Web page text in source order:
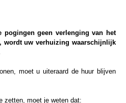
pogingen geen verlenging van het
wordt uw verhuizing waarschijnlijk
moet u uiteraard de huur blijven
zetten, moet je weten dat: